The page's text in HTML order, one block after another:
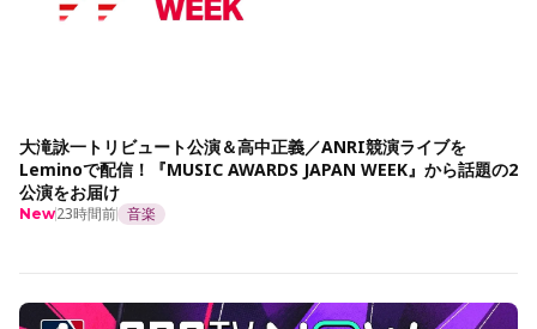
大滝詠一トリビュート公演＆高中正義／ANRI競演ライブを
Leminoで配信！『MUSIC AWARDS JAPAN WEEK』から話題の2
公演をお届け
New23時間前 音楽